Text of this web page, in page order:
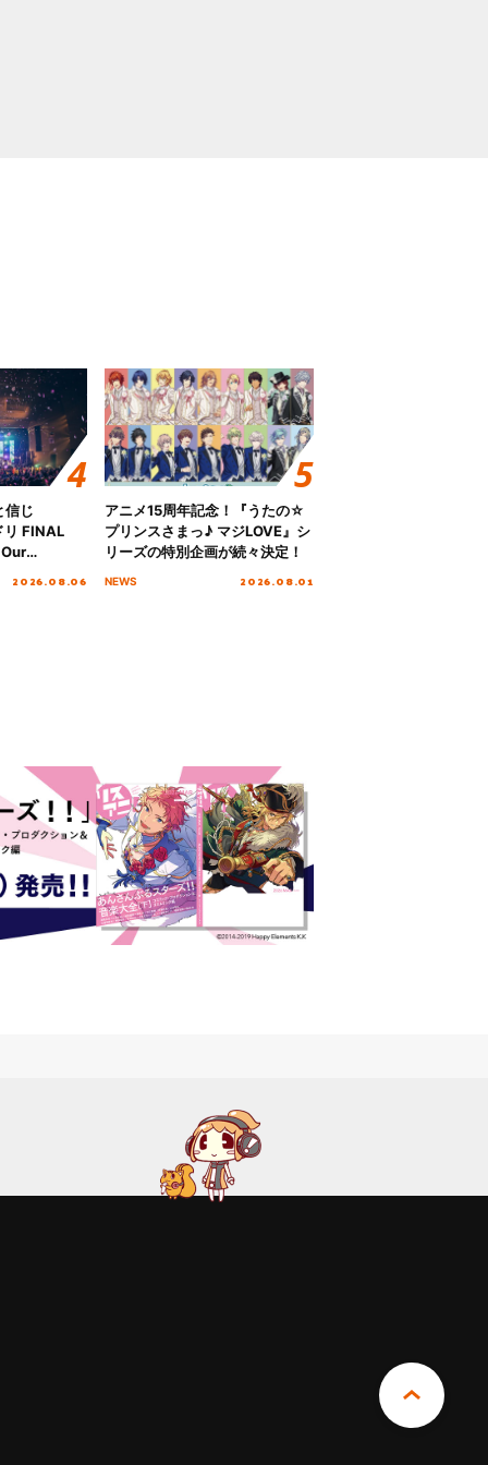
信じ
リ FINAL
2026.08.06
アニメ15周年記念！『うたの☆
プリンスさまっ♪ マジLOVE』シ
リーズの特別企画が続々決定！
NEWS 2026.08.01